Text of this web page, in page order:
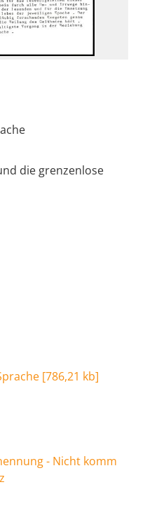
die grenzenlose
[786,21 kb]
- Nicht komm